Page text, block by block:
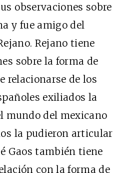
observaciones sobre
y fue amigo del
Rejano tiene
sobre la forma de
relacionarse de los
exiliados la
mundo del mexicano
la pudieron articular
Gaos también tiene
con la forma de